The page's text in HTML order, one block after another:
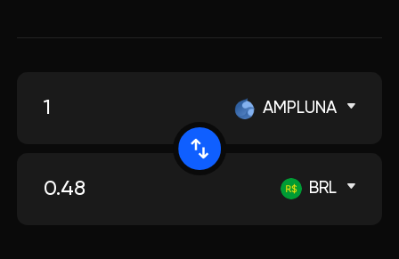
AMPLUNA
BRL